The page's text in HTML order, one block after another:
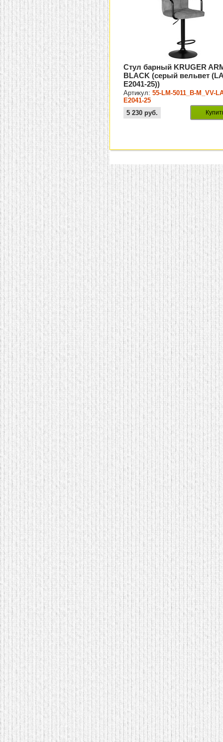
Стул барный KRUGER
BLACK (серый вельвет
E2041-25))
Артикул:55-LM-5011_B-M_VV-
E2041-25
5 230 руб.